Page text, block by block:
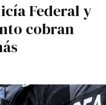
Federal y
cobran